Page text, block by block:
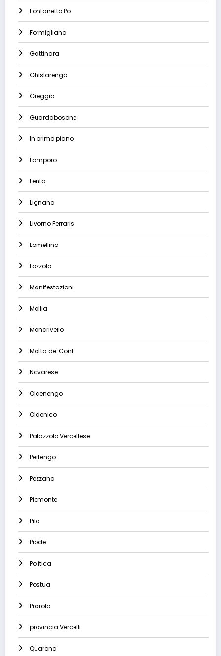
Fontanetto Po
Formigliana
Gattinara
Ghislarengo
Greggio
Guardabosone
In primo piano
Lamporo
Lenta
Lignana
Livorno Ferraris
Lomellina
Lozzolo
Manifestazioni
Mollia
Moncrivello
Motta de' Conti
Novarese
Olcenengo
Oldenico
Palazzolo Vercellese
Pertengo
Pezzana
Piemonte
Pila
Piode
Politica
Postua
Prarolo
provincia Vercelli
Quarona